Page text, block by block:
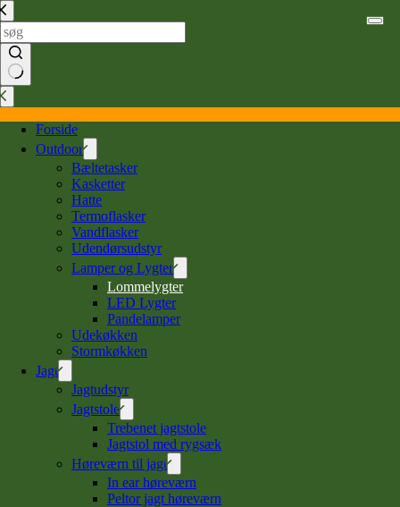
Spring
til
indhold
Ingen
resultater
Forside
Outdoor
Bæltetasker
Kasketter
Hatte
Termoflasker
Vandflasker
Udendørsudstyr
Lamper og Lygter
Lommelygter
LED Lygter
Pandelamper
Udekøkken
Stormkøkken
Jagt
Jagtudstyr
Jagtstole
Trebenet jagtstole
Jagtstol med rygsæk
Høreværn til jagt
In ear høreværn
Peltor jagt høreværn